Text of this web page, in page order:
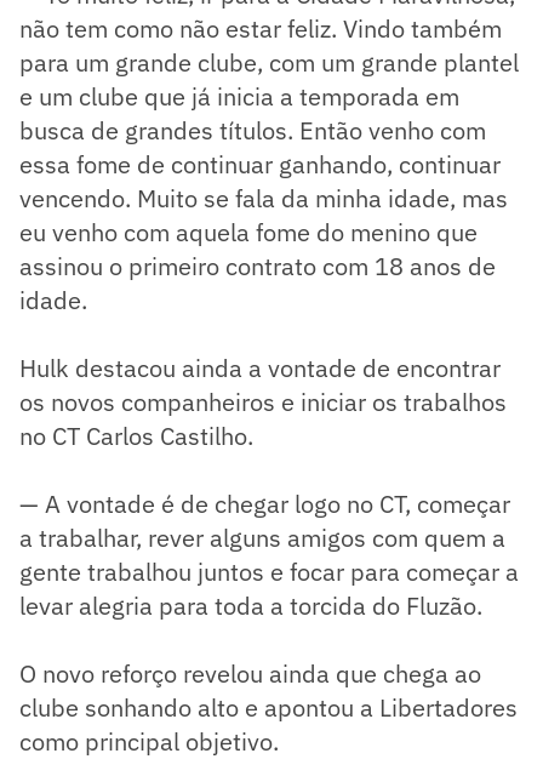
não tem como não estar feliz. Vindo também
para um grande clube, com um grande plantel
e um clube que já inicia a temporada em
busca de grandes títulos. Então venho com
essa fome de continuar ganhando, continuar
vencendo. Muito se fala da minha idade, mas
eu venho com aquela fome do menino que
assinou o primeiro contrato com 18 anos de
idade.
Hulk destacou ainda a vontade de encontrar
os novos companheiros e iniciar os trabalhos
no CT Carlos Castilho.
— A vontade é de chegar logo no CT, começar
a trabalhar, rever alguns amigos com quem a
gente trabalhou juntos e focar para começar a
levar alegria para toda a torcida do Fluzão.
O novo reforço revelou ainda que chega ao
clube sonhando alto e apontou a Libertadores
como principal objetivo.